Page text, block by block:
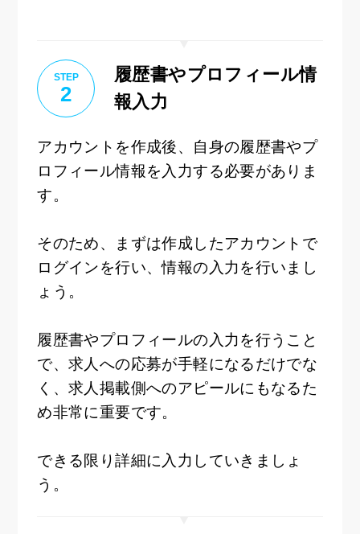
STEP
2
履歴書やプロフィール情
報入力
アカウントを作成後、自身の履歴書やプ
ロフィール情報を入力する必要がありま
す。
そのため、まずは作成したアカウントで
ログインを行い、情報の入力を行いまし
ょう。
履歴書やプロフィールの入力を行うこと
で、求人への応募が手軽になるだけでな
く、求人掲載側へのアピールにもなるた
め非常に重要です。
できる限り詳細に入力していきましょ
う。